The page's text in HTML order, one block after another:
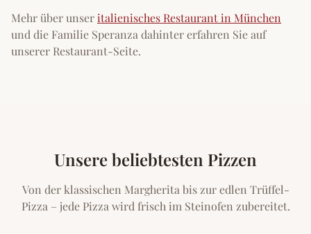
Mehr über unseritalienisches Restaurant in München
und die Familie Speranza dahinter erfahren Sie auf
unserer Restaurant-Seite.
Unsere beliebtesten Pizzen
Von der klassischen Margherita bis zur edlen Trüffel-
Pizza – jede Pizza wird frisch im Steinofen zubereitet.